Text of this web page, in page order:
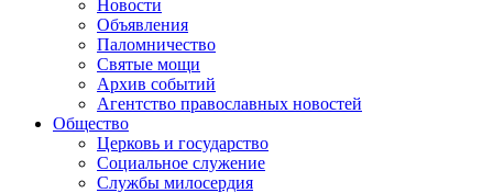
Новости
Объявления
Паломничество
Святые мощи
Архив событий
Агентство православных новостей
Общество
Церковь и государство
Социальное служение
Службы милосердия